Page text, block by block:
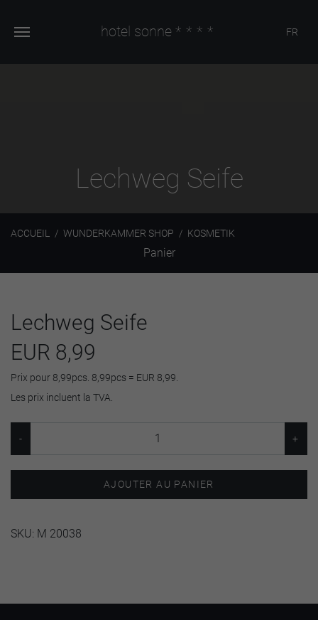
hotel sonne **** FR
Lechweg Seife
ACCUEIL WUNDERKAMMER SHOP KOSMETIK
Panier
Lechweg Seife
EUR 8,99
Prix pour 8,99pcs. 8,99pcs = EUR 8,99.
Les prix incluent la TVA.
AJOUTER AU PANIER
SKU: M 20038